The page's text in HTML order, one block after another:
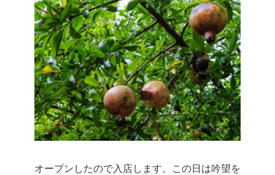
オープンしたので入店します。この日は吟望を